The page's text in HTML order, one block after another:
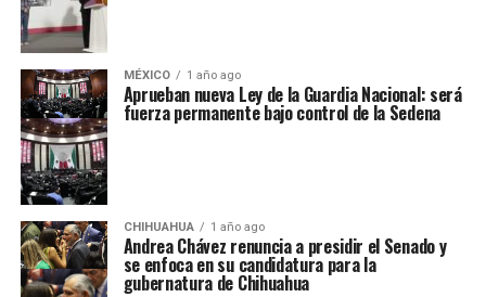
MÉXICO 1 año ago
Aprueban nueva Ley de la Guardia Nacional: será
fuerza permanente bajo control de la Sedena
CHIHUAHUA 1 año ago
Andrea Chávez renuncia a presidir el Senado y
se enfoca en su candidatura para la
gubernatura de Chihuahua